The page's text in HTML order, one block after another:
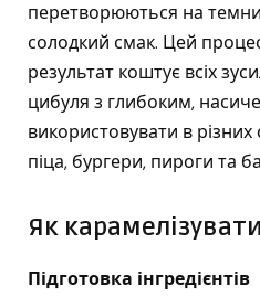
перетворюються на
солодкий смак. Цей
результат коштує всіх
цибуля з глибоким,
використовувати в різних
піца, бургери, пироги та
Як
Підготовка інгредієнтів